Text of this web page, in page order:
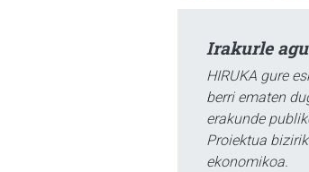
Irakurle
HIRUKA gure
berri ematen
erakunde
Proiektua
ekonomikoa.